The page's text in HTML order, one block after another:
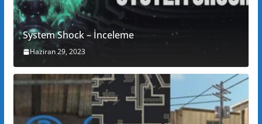
System Shock – İnceleme
Haziran 29, 2023